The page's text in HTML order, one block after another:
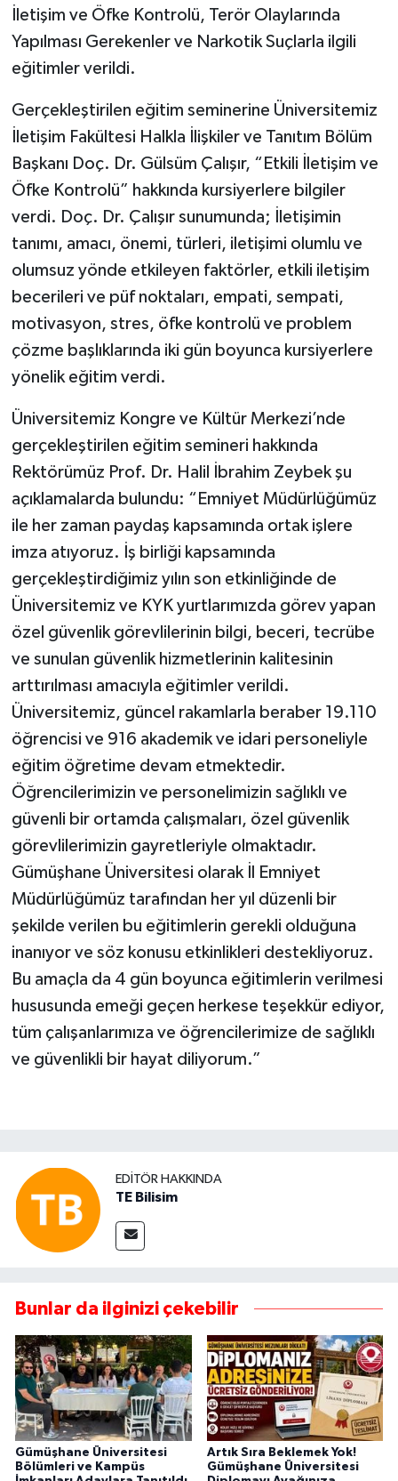
İletişim ve Öfke Kontrolü, Terör Olaylarında
Yapılması Gerekenler ve Narkotik Suçlarla ilgili
eğitimler verildi.
Gerçekleştirilen eğitim seminerine Üniversitemiz
İletişim Fakültesi Halkla İlişkiler ve Tanıtım Bölüm
Başkanı Doç. Dr. Gülsüm Çalışır, “Etkili İletişim ve
Öfke Kontrolü” hakkında kursiyerlere bilgiler
verdi. Doç. Dr. Çalışır sunumunda; İletişimin
tanımı, amacı, önemi, türleri, iletişimi olumlu ve
olumsuz yönde etkileyen faktörler, etkili iletişim
becerileri ve püf noktaları, empati, sempati,
motivasyon, stres, öfke kontrolü ve problem
çözme başlıklarında iki gün boyunca kursiyerlere
yönelik eğitim verdi.
Üniversitemiz Kongre ve Kültür Merkezi’nde
gerçekleştirilen eğitim semineri hakkında
Rektörümüz Prof. Dr. Halil İbrahim Zeybek şu
açıklamalarda bulundu: “Emniyet Müdürlüğümüz
ile her zaman paydaş kapsamında ortak işlere
imza atıyoruz. İş birliği kapsamında
gerçekleştirdiğimiz yılın son etkinliğinde de
Üniversitemiz ve KYK yurtlarımızda görev yapan
özel güvenlik görevlilerinin bilgi, beceri, tecrübe
ve sunulan güvenlik hizmetlerinin kalitesinin
arttırılması amacıyla eğitimler verildi.
Üniversitemiz, güncel rakamlarla beraber 19.110
öğrencisi ve 916 akademik ve idari personeliyle
eğitim öğretime devam etmektedir.
Öğrencilerimizin ve personelimizin sağlıklı ve
güvenli bir ortamda çalışmaları, özel güvenlik
görevlilerimizin gayretleriyle olmaktadır.
Gümüşhane Üniversitesi olarak İl Emniyet
Müdürlüğümüz tarafından her yıl düzenli bir
şekilde verilen bu eğitimlerin gerekli olduğuna
inanıyor ve söz konusu etkinlikleri destekliyoruz.
Bu amaçla da 4 gün boyunca eğitimlerin verilmesi
hususunda emeği geçen herkese teşekkür ediyor,
tüm çalışanlarımıza ve öğrencilerimize de sağlıklı
ve güvenlikli bir hayat diliyorum.”
EDITÖR HAKKINDA
TE Bilisim
Bunlar da ilginizi çekebilir
Gümüşhane Üniversitesi
Bölümleri ve Kampüs
Artık Sıra Beklemek Yok!
Gümüşhane Üniversitesi